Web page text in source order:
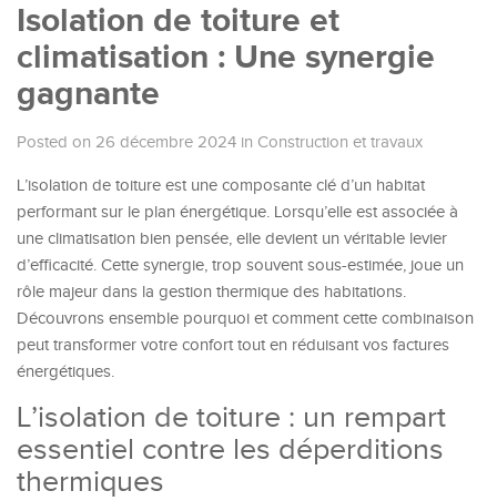
Isolation de toiture et
climatisation : Une synergie
gagnante
Posted on 26 décembre 2024 in Construction et travaux
L’isolation de toiture est une composante clé d’un habitat
performant sur le plan énergétique. Lorsqu’elle est associée à
une climatisation bien pensée, elle devient un véritable levier
d’efficacité. Cette synergie, trop souvent sous-estimée, joue un
rôle majeur dans la gestion thermique des habitations.
Découvrons ensemble pourquoi et comment cette combinaison
peut transformer votre confort tout en réduisant vos factures
énergétiques.
L’isolation de toiture : un rempart
essentiel contre les déperditions
thermiques